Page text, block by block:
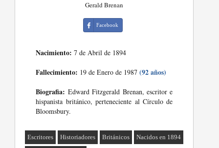
Gerald Brenan
Facebook
Nacimiento: 7 de Abril de 1894
Fallecimiento: 19 de Enero de 1987(92 años)
Biografia: Edward Fitzgerald Brenan, escritor e
hispanista británico, perteneciente al Círculo de
Bloomsbury.
Escritores Historiadores Británicos Nacidos en 1894